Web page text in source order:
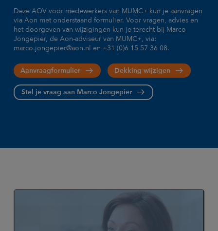
Deze AOV voor medewerkers van MUMC+ kun je aanvragen
via Aon met onderstaand formulier. Voor vragen, advies en
het doorgeven van wijzigingen kun je terecht bij Marco
Jongepier, de Aon-adviseur van MUMC+, via:
marco.jongepier@aon.nl en +31 (0)6 15 57 36 08.
Aanvraagformulier Dekking wijzigen
Stel je vraag aan Marco Jongepier